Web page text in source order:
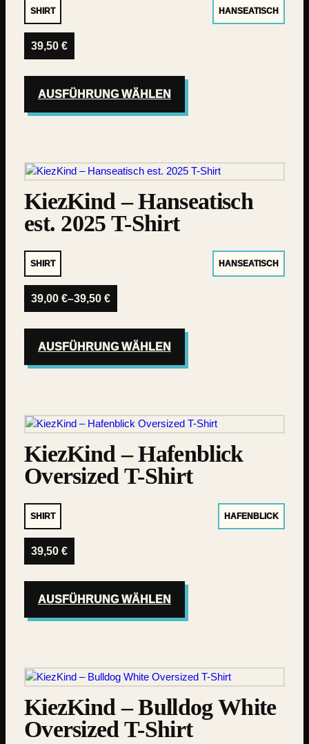
SHIRT HANSEATISCH
39,50 €
AUSFÜHRUNG WÄHLEN
KiezKind – Hanseatisch
est. 2025 T-Shirt
SHIRT HANSEATISCH
39,00 €–39,50 €
AUSFÜHRUNG WÄHLEN
KiezKind – Hafenblick
Oversized T-Shirt
SHIRT HAFENBLICK
39,50 €
AUSFÜHRUNG WÄHLEN
KiezKind – Bulldog White
Oversized T-Shirt